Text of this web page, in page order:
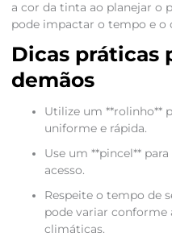
a cor da tinta ao planejar o
pode impactar o tempo e o
Dicas práticas
demãos
Utilize um **rolinho**
uniforme e rápida.
Use um **pincel**
acesso.
Respeite o tempo de
pode variar conforme
climáticas.